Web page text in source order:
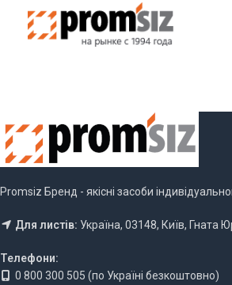
Promsiz Бренд - якісні засоби
Для листів: Україна, 03148, Київ, Гната
Телефони:
0 800 300 505 (по Україні безкоштовно)